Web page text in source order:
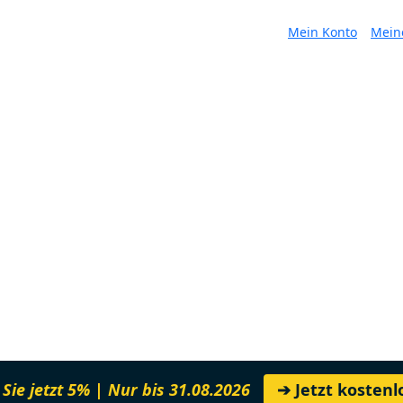
Mein Konto
jetzt 5% | Nur bis 31.08.2026 ➔ Jetzt